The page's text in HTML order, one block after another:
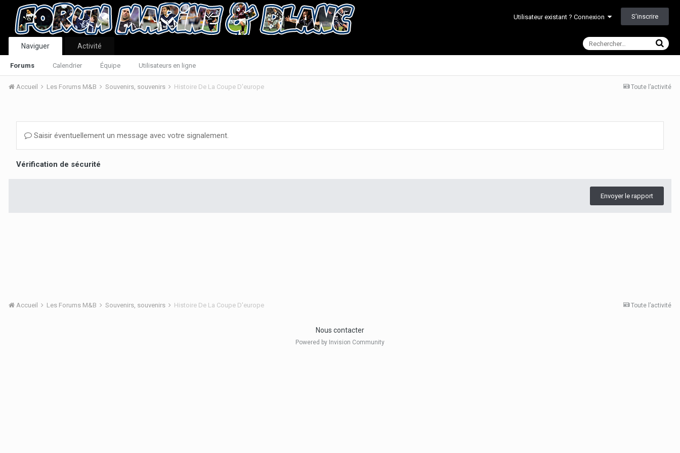
Utilisateur existant ? Connexion S’inscrire
Naviguer
Forums Calendrier Équipe Utilisateurs en ligne
Activité
Toute l’activité
Accueil Les Forums M&B Souvenirs, souvenirs Histoire De La Coupe D'europe
Saisir éventuellement un message avec votre signalement.
Vérification de sécurité
Envoyer le rapport
Toute l’activité
Accueil Les Forums M&B Souvenirs, souvenirs Histoire De La Coupe D'europe
Nous contacter
Powered by Invision Community